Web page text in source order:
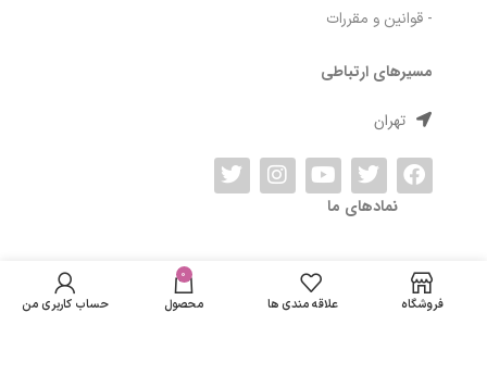
- قوانین و مقررات
مسیرهای ارتباطی
تهران
حاوی کلاژن مناسب
برای پوست چرب وزن
تومان
باشد فروشگاه علاقه مندی ها
0
محصول حساب کاربری من